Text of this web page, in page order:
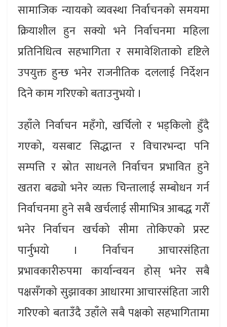
सामाजिक न्यायको व्यवस्था निर्वाचनको समयमा
क्रियाशील हुन सक्यो भने निर्वाचनमा महिला
प्रतिनिधित्व सहभागिता र समावेशिताको दृष्टिले
उपयुक्त हुन्छ भनेर राजनीतिक दललाई निर्देशन
दिने काम गरिएको बताउनुभयो ।
उहाँले निर्वाचन महँगो, खर्चिलो र भड्किलो हुँदै
गएको, यसबाट सिद्धान्त र विचारभन्दा पनि
सम्पत्ति र स्रोत साधनले निर्वाचन प्रभावित हुने
खतरा बढ्यो भनेर व्यक्त चिन्तालाई सम्बोधन गर्न
निर्वाचनमा हुने सबै खर्चलाई सीमाभित्र आबद्ध गरौँ
भनेर निर्वाचन खर्चको सीमा तोकिएको प्रस्ट
पार्नुभयो । निर्वाचन आचारसंहिता
प्रभावकारीरुपमा कार्यान्वयन होस् भनेर सबै
पक्षसँगको सुझावका आधारमा आचारसंहिता जारी
गरिएको बताउँदै उहाँले सबै पक्षको सहभागितामा